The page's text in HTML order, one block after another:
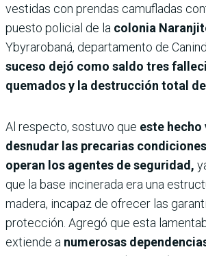
vestidas con prendas camufladas
puesto policial de la colonia
Ybyrarobaná, departamento de
suceso dejó como saldo tres
quemados y la destrucción total
Al respecto, sostuvo que este hecho
desnudar las precarias
operan los agentes de seguridad,
que la base incinerada era una
madera, incapaz de ofrecer las
protección. Agregó que esta
extiende a numerosas